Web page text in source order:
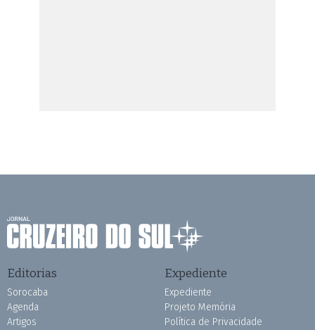
Editorias
Sorocaba
Agenda
Artigos
Expediente
Expediente
Projeto Memória
Política de Privacidade